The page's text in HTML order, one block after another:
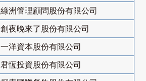
綠洲管理顧問股份有限公司
創夜晚來了股份有限公司
一洋資本股份有限公司
君恆投資股份有限公司